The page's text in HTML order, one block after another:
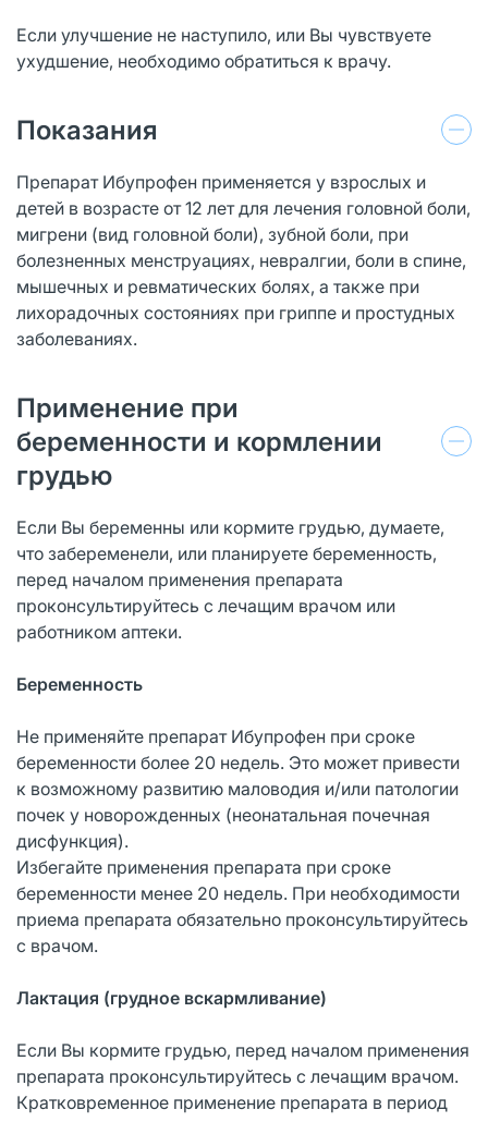
Если улучшение не наступило, или Вы чувствуете
ухудшение, необходимо обратиться к врачу.
Показания
Препарат Ибупрофен применяется у взрослых и
детей в возрасте от 12 лет для лечения головной боли,
мигрени (вид головной боли), зубной боли, при
болезненных менструациях, невралгии, боли в спине,
мышечных и ревматических болях, а также при
лихорадочных состояниях при гриппе и простудных
заболеваниях.
Применение при
беременности и кормлении
грудью
Если Вы беременны или кормите грудью, думаете,
что забеременели, или планируете беременность,
перед началом применения препарата
проконсультируйтесь с лечащим врачом или
работником аптеки.
Беременность
Не применяйте препарат Ибупрофен при сроке
беременности более 20 недель. Это может привести
к возможному развитию маловодия и/или патологии
почек у новорожденных (неонатальная почечная
дисфункция).
Избегайте применения препарата при сроке
беременности менее 20 недель. При необходимости
приема препарата обязательно проконсультируйтесь
с врачом.
Лактация (грудное вскармливание)
Если Вы кормите грудью, перед началом применения
препарата проконсультируйтесь с лечащим врачом.
Кратковременное применение препарата в период